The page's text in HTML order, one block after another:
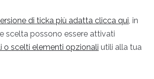
di ticka più adatta clicca qui, in
scelta possono essere attivati
o scelti elementi opzionali utili alla tua